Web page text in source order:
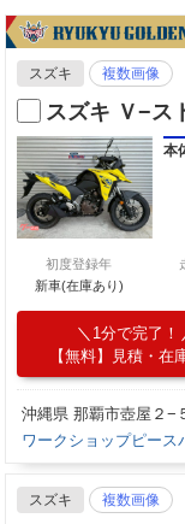
スズキ 複数画像
スズキ Ｖ−ス
本
初度登録年
新車(在庫あり)
1分で完了！
【無料】見積・在
沖縄県 那覇市壺屋２−
ワークショップピース
スズキ 複数画像